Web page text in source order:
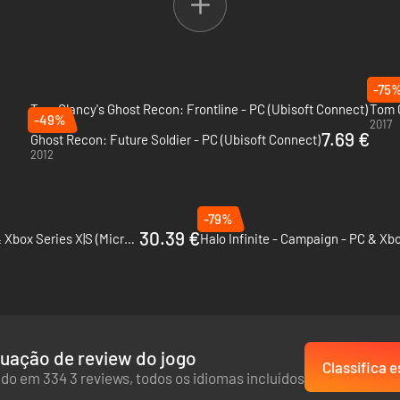
pilotando drones, atacando e infiltrando em bases inimigas e
combinações. Seja com traje de camuflagem furtiva ou camiseta
avança por trás das linhas inimigas.
na campanha principal, em PvP ou em conteúdos ricos após o fim
e personalizações seguirão ao longo do jogo como verdadeiras
do Game Pass Ultimate ou Core (vendida separadamente) são
Tom Clancy's Ghost Recon: Frontline - PC (Ubisoft Connect)
2022
-
Tom
2017
-49%
Ghost Recon: Future Soldier - PC (Ubisoft Connect)
2012
7.69 €
Gears 5 - PC, Xbox One & Xbox Series X|S (Microsoft Store) 30.39 €
-79%
de review do jogo
em 334 3 reviews, todos os idiomas incluídos
Classifica